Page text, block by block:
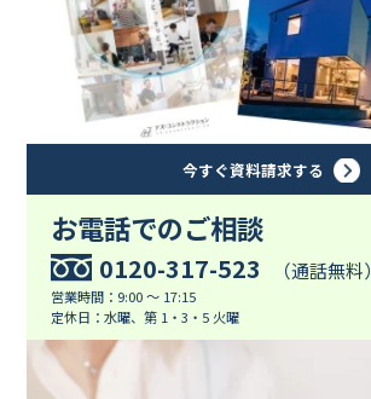
今すぐ資料請求する
お電話でのご相談
0120-317-523 （通話無料）
営業時間：9:00 ～ 17:15
定休日：水曜、第 1・3・5 火曜